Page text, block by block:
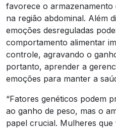
favorece o
na região abdominal. Além
emoções desreguladas
comportamento alimentar
controle, agravando o
portanto, aprender a
emoções para manter a
“Fatores genéticos podem
ao ganho de peso, mas o
papel crucial. Mulheres que